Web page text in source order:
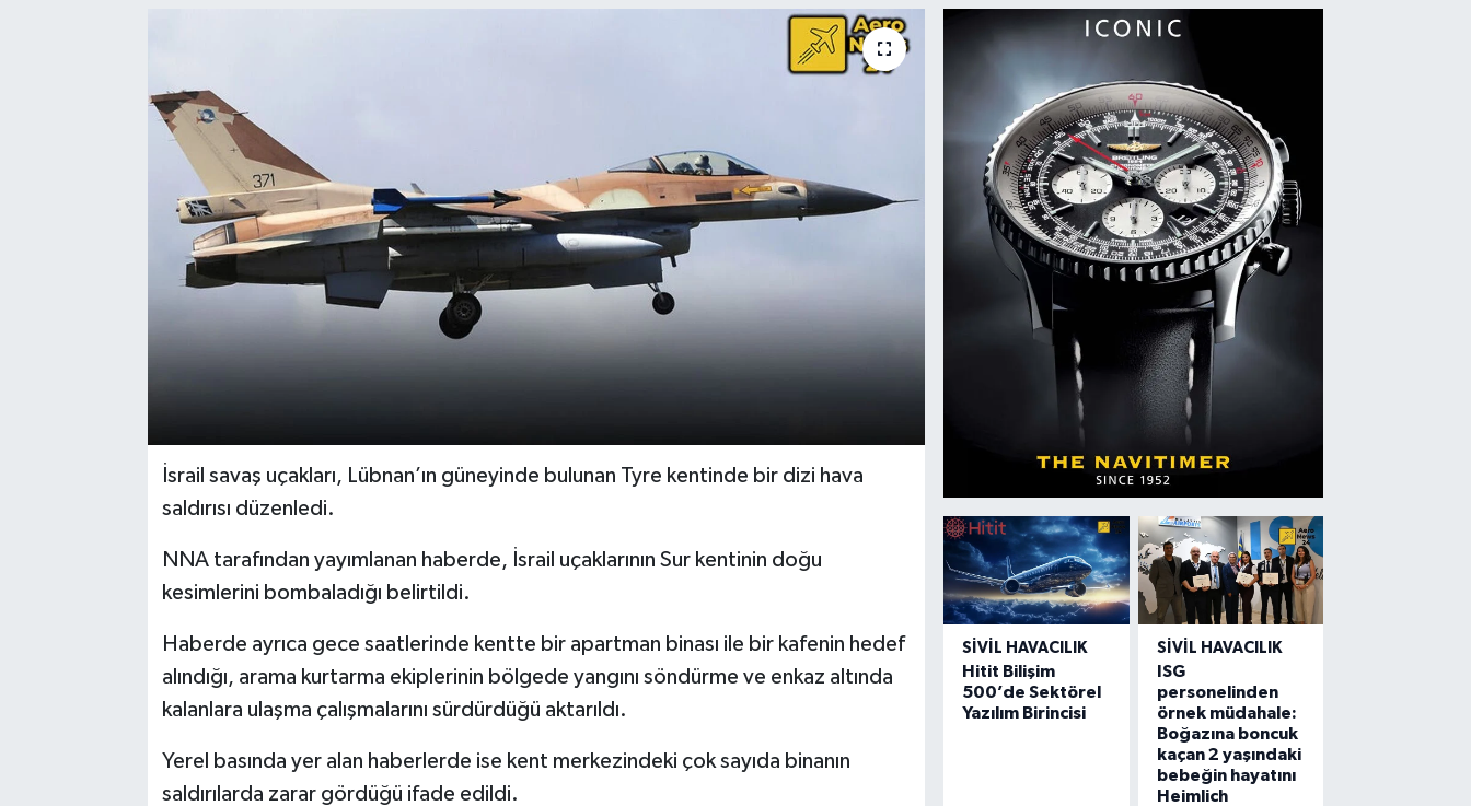
İsrail savaş uçakları, Lübnan’ın güneyinde bulunan Tyre kentinde bir dizi hava
saldırısı düzenledi.
NNA tarafından yayımlanan haberde, İsrail uçaklarının Sur kentinin doğu
kesimlerini bombaladığı belirtildi.
Haberde ayrıca gece saatlerinde kentte bir apartman binası ile bir kafenin hedef
alındığı, arama kurtarma ekiplerinin bölgede yangını söndürme ve enkaz altında
kalanlara ulaşma çalışmalarını sürdürdüğü aktarıldı.
Yerel basında yer alan haberlerde ise kent merkezindeki çok sayıda binanın
saldırılarda zarar gördüğü ifade edildi.
SIVIL HAVACILIK
Hitit Bilişim
500’de Sektörel
Yazılım Birincisi
SIVIL HAVACILIK
ISG
personelinden
örnek müdahale:
Boğazına boncuk
kaçan 2 yaşındaki
bebeğin hayatını
Heimlich